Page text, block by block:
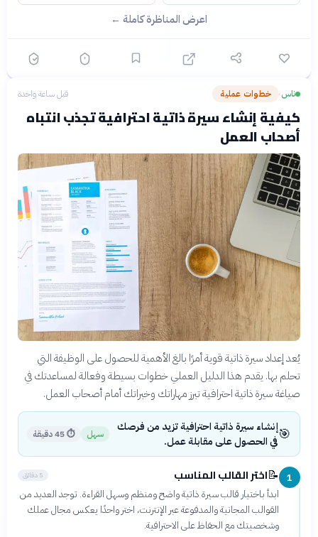
اعرض المناظرة كاملة ←
ناس› خطوات عملية قبل ساعة واحدة
كيفية إنشاء سيرة ذاتية احترافية تجذب انتباه
أصحاب العمل
يُعد إعداد سيرة ذاتية قوية أمرًا بالغ الأهمية للحصول على الوظيفة التي
تحلم بها. يقدم هذا الدليل العملي خطوات بسيطة وفعالة لمساعدتك في
صياغة سيرة ذاتية احترافية تبرز مهاراتك وخبراتك أمام أصحاب العمل.
🎯إنشاء سيرة ذاتية احترافية تزيد من فرصك
في الحصول على مقابلة عمل.
سهل ⏱45 دقيقة
1
📝اختر القالب المناسب 5 دقائق
ابدأ باختيار قالب سيرة ذاتية واضح ومنظم وسهل القراءة. توجد العديد من
القوالب المجانية والمدفوعة عبر الإنترنت، اختر واحدًا يعكس مجال عملك
وشخصيتك مع الحفاظ على الاحترافية.